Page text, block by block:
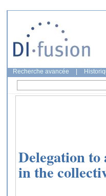
Recherche avancée
Delegation
in the